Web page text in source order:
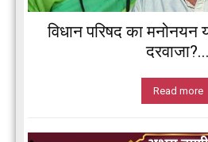
विधान परिषद का मनोनयन
दरवाजा?...
Read more